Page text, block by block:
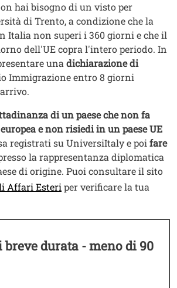
hai bisogno di un visto per
di Trento, a condizione che la
Italia non superi i 360 giorni e che il
dell'UE copra l'intero periodo. In
una dichiarazione di
Immigrazione entro 8 giorni
di un paese che non fa
e nonrisiedi in un paese UE
registrati su UniversiItaly e poi fare
la rappresentanza diplomatica
di origine. Puoi consultare il sito
Affari Esteri Apri il link in una nuova
per verificare la tua
durata - meno di 90